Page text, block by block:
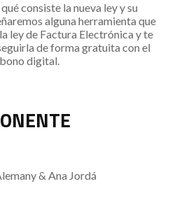
consiste la nueva ley y su
alguna herramienta que
ley de Factura Electrónica y te
de forma gratuita con el
bono digital.
& Ana Jordá